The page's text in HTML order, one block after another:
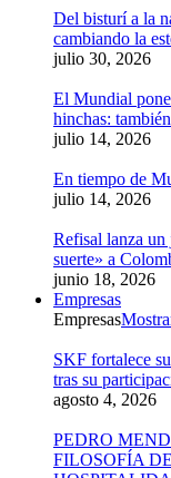
Del bisturí a la
cambiando la
julio 30, 2026
El Mundial
hinchas:
julio 14, 2026
En tiempo de
julio 14, 2026
Refisal lanza un
suerte» a
junio 18, 2026
Empresas
Empresas
SKF fortalece
tras su
agosto 4, 2026
PEDRO
FILOSOFÍA